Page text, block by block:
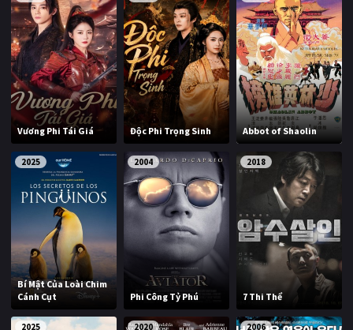
Vương Phi Tái Giá Độc Phi Trọng Sinh Abbot of Shaolin
2025
Bí Mật Của Loài Chim
Cánh Cụt
2004
Phi Công Tỷ Phú
2018
7 Thi Thể
2025 2020 2006